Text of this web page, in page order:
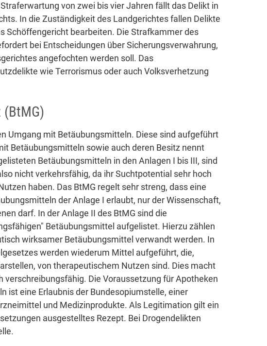
von zwei bis vier Jahren fällt das Delikt in
In die Zuständigkeit des Landgerichtes fallen Delikte
Schöffengericht bearbeiten. Die Strafkammer des
bei Entscheidungen über Sicherungsverwahrung,
angefochten werden soll. Das
wie Terrorismus oder auch Volksverhetzung
Umgang mit Betäubungsmitteln. Diese sind aufgeführt
Betäubungsmitteln sowie auch deren Besitz nennt
Betäubungsmitteln in den Anlagen I bis III, sind
nicht verkehrsfähig, da ihr Suchtpotential sehr hoch
haben. Das BtMG regelt sehr streng, dass eine
der Anlage I erlaubt, nur der Wissenschaft,
darf. In der Anlage II des BtMG sind die
Betäubungsmittel aufgelistet. Hierzu zählen
wirksamer Betäubungsmittel verwandt werden. In
werden wiederum Mittel aufgeführt, die,
von therapeutischem Nutzen sind. Dies macht
verschreibungsfähig. Die Voraussetzung für Apotheken
ist eine Erlaubnis der Bundesopiumstelle, einer
und Medizinprodukte. Als Legitimation gilt ein
ausgestelltes Rezept. Bei Drogendelikten